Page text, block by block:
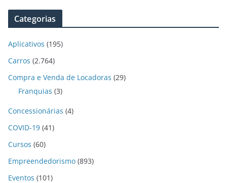
Categorias
Aplicativos (195)
Carros (2.764)
Compra e Venda de Locadoras (29)
Franquias (3)
Concessionárias (4)
COVID-19 (41)
Cursos (60)
Empreendedorismo (893)
Eventos (101)